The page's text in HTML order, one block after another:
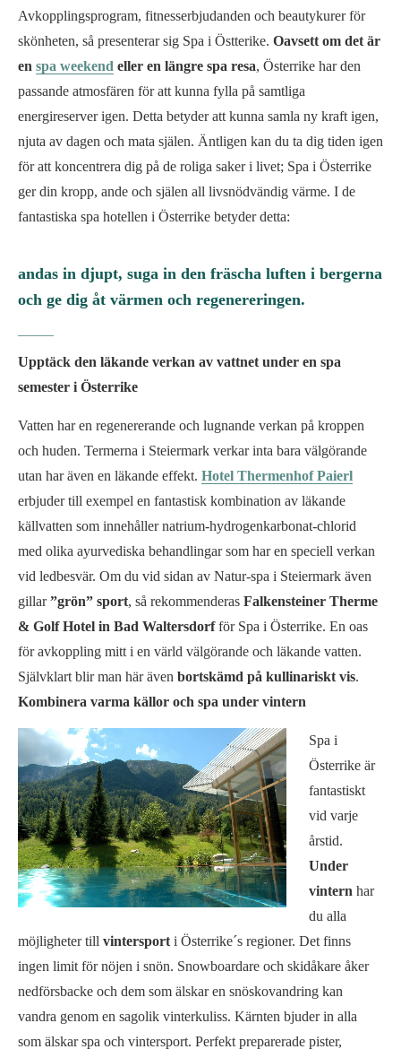
Avkopplingsprogram, fitnesserbjudanden och beautykurer för
skönheten, så presenterar sig Spa i Östterike. Oavsett om det är
en spa weekend eller en längre spa resa, Österrike har den
passande atmosfären för att kunna fylla på samtliga
energireserver igen. Detta betyder att kunna samla ny kraft igen,
njuta av dagen och mata själen. Äntligen kan du ta dig tiden igen
för att koncentrera dig på de roliga saker i livet; Spa i Österrike
ger din kropp, ande och själen all livsnödvändig värme. I de
fantastiska spa hotellen i Österrike betyder detta:
andas in djupt, suga in den fräscha luften i bergerna
och ge dig åt värmen och regenereringen.
Upptäck den läkande verkan av vattnet under en spa
semester i Österrike
Vatten har en regenererande och lugnande verkan på kroppen
och huden. Termerna i Steiermark verkar inta bara välgörande
utan har även en läkande effekt. Hotel Thermenhof Paierl
erbjuder till exempel en fantastisk kombination av läkande
källvatten som innehåller natrium-hydrogenkarbonat-chlorid
med olika ayurvediska behandlingar som har en speciell verkan
vid ledbesvär. Om du vid sidan av Natur-spa i Steiermark även
gillar”grön” sport, så rekommenderas Falkensteiner Therme
& Golf Hotel in Bad Waltersdorfför Spa i Österrike. En oas
för avkoppling mitt i en värld välgörande och läkande vatten.
Självklart blir man här även bortskämd på kullinariskt vis.
Kombinera varma källor och spa under vintern
Spa i
Österrike är
fantastiskt
vid varje
årstid.
Under
vintern har
du alla
möjligheter till vintersport i Österrike´s regioner. Det finns
ingen limit för nöjen i snön. Snowboardare och skidåkare åker
nedförsbacke och dem som älskar en snöskovandring kan
vandra genom en sagolik vinterkuliss. Kärnten bjuder in alla
som älskar spa och vintersport. Perfekt preparerade pister,